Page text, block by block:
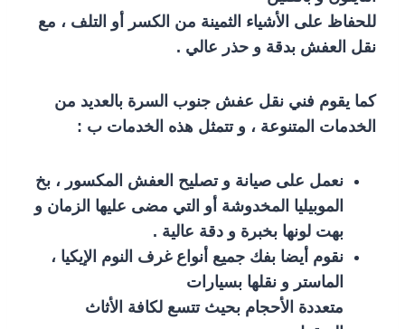
للحفاظ على الأشياء الثمينة من الكسر أو التلف ، مع
نقل العفش بدقة و حذر عالي .
كما يقوم فني نقل عفش جنوب السرة بالعديد من
الخدمات المتنوعة ، و تتمثل هذه الخدمات ب :
نعمل على صيانة و تصليح العفش المكسور ، بخ
الموبيليا المخدوشة أو التي مضى عليها الزمان و
بهت لونها بخبرة و دقة عالية .
نقوم أيضا بفك جميع أنواع غرف النوم الإيكيا ،
الماستر و نقلها بسيارات
متعددة الأحجام بحيث تتسع لكافة الأثاث